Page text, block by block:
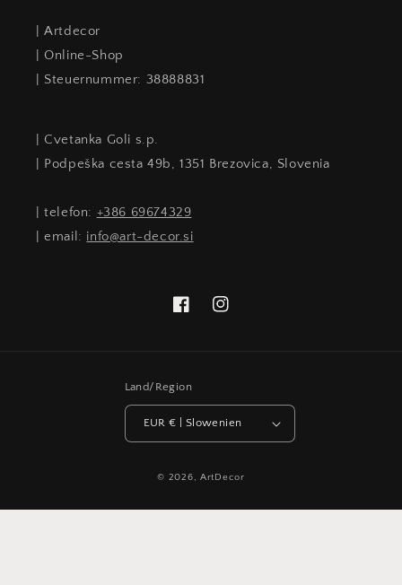
| Artdecor
| Online-Shop
| Steuernummer: 38888831
| Cvetanka Goli s.p.
| Podpeška cesta 49b, 1351 Brezovica, Slovenia
| telefon: +386 69674329
| email: info@art-decor.si
FacebookInstagram
Land/Region
EUR € | Slowenien
© 2026, ArtDecor